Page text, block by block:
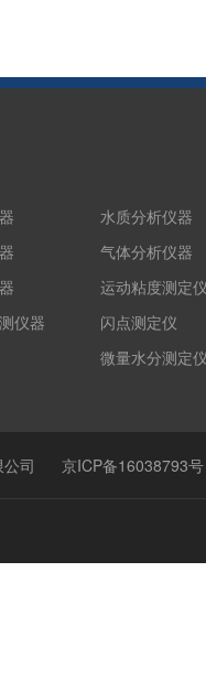
仪器
水质分析仪器
气体分析仪器
运动粘度测定
闪点测定仪
微量水分测定
司 京ICP备16038793号